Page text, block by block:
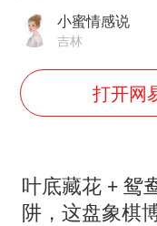
小蜜情感说
吉林
打开网
叶底藏花 + 鸳
阱，这盘象棋